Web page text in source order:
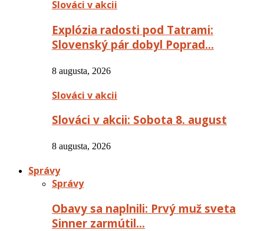
Slováci v akcii
Explózia radosti pod Tatrami:
Slovenský pár dobyl Poprad…
8 augusta, 2026
Slováci v akcii
Slováci v akcii: Sobota 8. august
8 augusta, 2026
Správy
Správy
Obavy sa naplnili: Prvý muž sveta
Sinner zarmútil…